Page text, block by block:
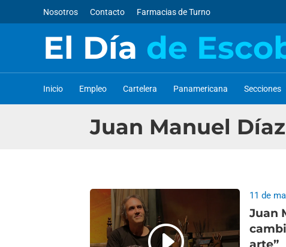
Nosotros Contacto Farmacias de Turno
El Día de
Inicio Empleo Cartelera Panamericana Secciones
Juan Manuel
Juan
11 de